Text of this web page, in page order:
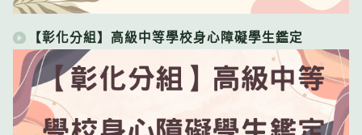
【彰化分組】高級中等學校身心障礙學生鑑定